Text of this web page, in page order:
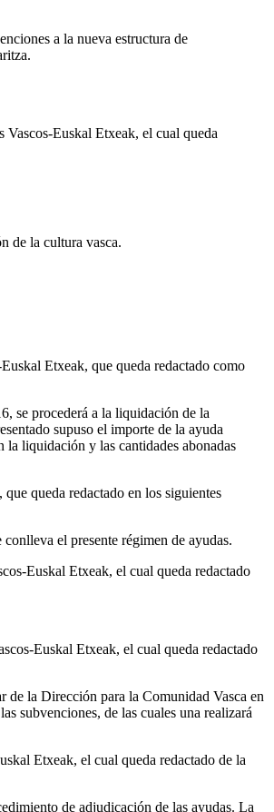
a la nueva estructura de
Euskal Etxeak, el cual queda
de la cultura vasca.
Etxeak, que queda redactado como
se procederá a la liquidación de la
supuso el importe de la ayuda
la liquidación y las cantidades abonadas
queda redactado en los siguientes
el presente régimen de ayudas.
Euskal Etxeak, el cual queda redactado
Euskal Etxeak, el cual queda redactado
de la Dirección para la Comunidad Vasca en
subvenciones, de las cuales una realizará
Etxeak, el cual queda redactado de la
de adjudicación de las ayudas. La